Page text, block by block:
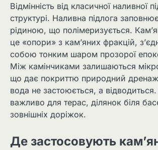
Відмінність від класичної наливної
структурі. Наливна підлога
рідиною, що полімеризується.
це «опори» з кам’яних фракцій,
собою тонким шаром прозорої
Між камінчиками залишаються
що дає покриттю природний
вода не застоюється, а
важливо для терас, ділянок біля
зовнішніх доріжок.
Де застосовують